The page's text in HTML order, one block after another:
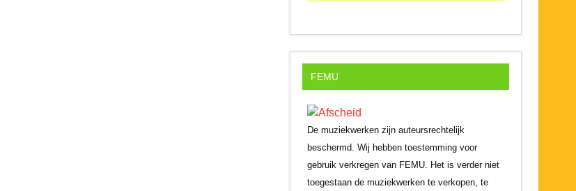
FEMU
De muziekwerken zijn auteursrechtelijk
beschermd. Wij hebben toestemming voor
gebruik verkregen van FEMU. Het is verder niet
toegestaan de muziekwerken te verkopen, te